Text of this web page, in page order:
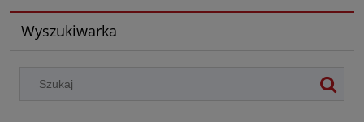
Wyszukiwarka